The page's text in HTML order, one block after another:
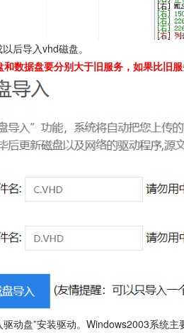
后导入vhd磁盘。
和数据盘要分别大于旧服务，如果比旧
驱动盘”安装驱动。Windows2003系统